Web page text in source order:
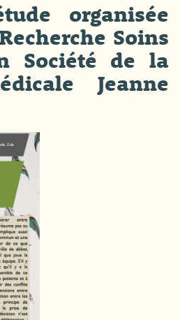
organisée
Soins
Société de la
Jeanne